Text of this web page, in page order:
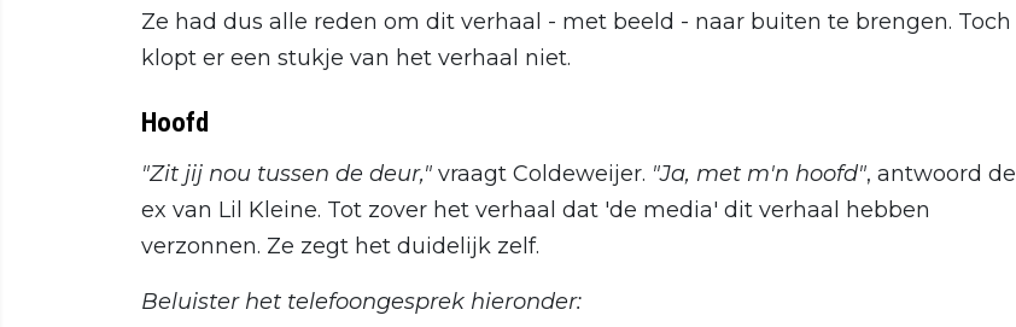
Ze had dus alle reden om dit verhaal - met beeld - naar buiten te brengen. Toch
klopt er een stukje van het verhaal niet.
Hoofd
"Zit jij nou tussen de deur," vraagt Coldeweijer. "Ja, met m'n hoofd", antwoord de
ex van Lil Kleine. Tot zover het verhaal dat 'de media' dit verhaal hebben
verzonnen. Ze zegt het duidelijk zelf.
Beluister het telefoongesprek hieronder: